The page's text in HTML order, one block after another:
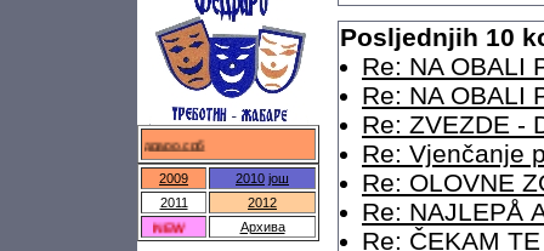
федраро.срб
2009 2010 још
2011
2012
NEW
Архива
Posljednjih 10
Re: NA OBALI
Re: NA OBALI
Re: ZVEZDE -
Re: Vjenčanje
Re: OLOVNE
Re: NAJLEPÅ
Re: ČEKAM